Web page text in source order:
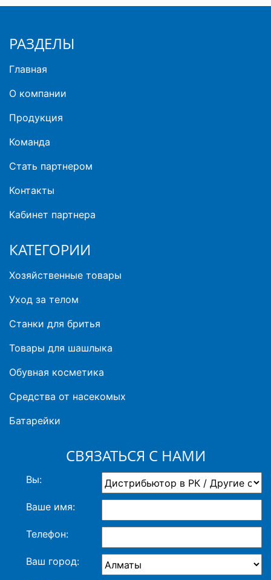
РАЗДЕЛЫ
Главная
О компании
Продукция
Команда
Стать партнером
Контакты
Кабинет партнера
КАТЕГОРИИ
Хозяйственные товары
Уход за телом
Станки для бритья
Товары для шашлыка
Обувная косметика
Средства от насекомых
Батарейки
СВЯЗАТЬСЯ С НАМИ
Вы:
Ваше имя:
Телефон:
Ваш город: